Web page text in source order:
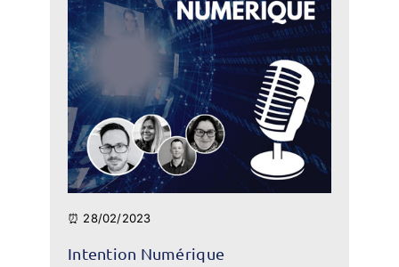
⏰ 28/02/2023
Intention Numérique